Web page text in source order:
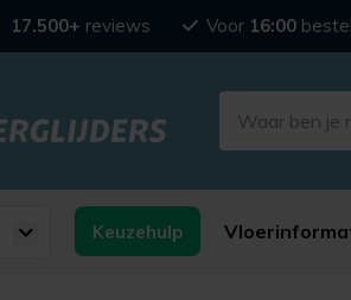
17.500+ reviews Voor 16:00
Keuzehulp